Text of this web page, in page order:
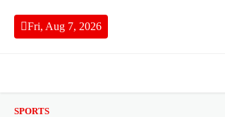
content
Fri, Aug 7, 2026
SPORTS